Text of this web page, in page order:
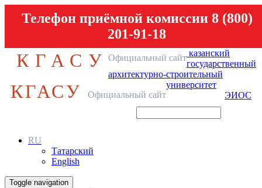
Телефон приёмной комиссии 8 (800)
201-91-18
КГАСУ Официальный сайт казанский
государственный
архитектурно-строительный
университет
КГАСУ Официальный сайт ЭИОС
RU
Татарский
English
Toggle navigation